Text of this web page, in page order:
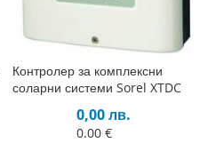
Контролер за комплексни
соларни системи Sorel XTDC
0,00 лв.
0.00 €